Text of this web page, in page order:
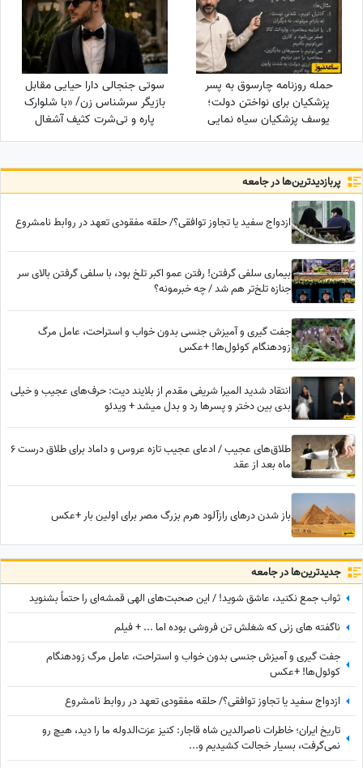
حمله روزنامه چارسوق به پسر
پزشکیان برای نواختن دولت؛
یوسف پزشکیان سیاه نمایی
می‌کند، دولت روحانی بد بود،
دولت شهید رئیسی خوب بود
سوتی جنجالی دارا حیایی مقابل
بازیگر سرشناس زن/ «با شلوارک
پاره و تی‌شرت کثیف آشغال
می‌بردم که…!»
پربازدید‌ترین‌ها در جامعه
ازدواج سفید یا تجاوز توافقی؟/ حلقه مفقودی تعهد در روابط نامشروع
بیماری سلفی گرفتن! رفتن عمو اکبر تلخ بود، با سلفی گرفتن بالای سر
جنازه تلخ‌تر هم شد / چه خبرمونه؟
جفت گیری و آمیزش جنسی بدون خواب و استراحت، عامل مرگ
زودهنگام کوئول‌ها! +عکس
انتقاد شدید المیرا شریفی مقدم از بلایند دیت: حرف‌های عجیب و خیلی
بدی بین دختر و پسرها رد و بدل میشد + ویدئو
طلاق‌های عجیب / ادعای عجیب تازه عروس و داماد برای طلاق درست 6
ماه بعد از عقد
باز شدن درهای رازآلود هرم بزرگ مصر برای اولین بار +عکس
جدید‌ترین‌ها در جامعه
ثواب جمع نکنید، عاشق شوید! / این صحبت‌های الهی قمشه‌ای را حتماً بشنوید
ناگفته های زنی که شغلش تن فروشی بوده اما ... + فیلم
جفت گیری و آمیزش جنسی بدون خواب و استراحت، عامل مرگ زودهنگام
کوئول‌ها! +عکس
ازدواج سفید یا تجاوز توافقی؟/ حلقه مفقودی تعهد در روابط نامشروع
تاریخ ایران؛ خاطرات ناصرالدین شاه قاجار: کنیز عزت‌الدوله ما را دید، هیچ رو
نمی‌گرفت، بسیار خجالت کشیدیم و...